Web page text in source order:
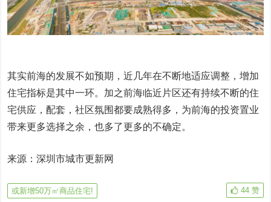
其实前海的发展不如预期，近几年在不断地适应调整，增加
住宅指标是其中一环。加之前海临近片区还有持续不断的住
宅供应，配套，社区氛围都要成熟得多，为前海的投资置业
带来更多选择之余，也多了更多的不确定。
来源：深圳市城市更新网
或新增50万㎡商品住宅! 44 赞